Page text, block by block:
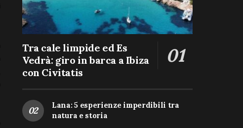
Tra cale limpide ed Es
Vedrà: giro in barca a Ibiza
con Civitatis
Lana: 5 esperienze imperdibili tra
natura e storia